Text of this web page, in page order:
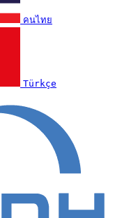
คนไทย
Türkçe